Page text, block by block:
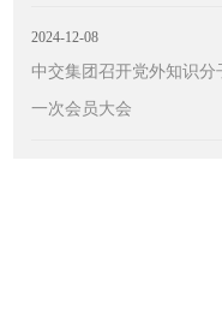
2024-12-08
中交集团召开党外知识
一次会员大会